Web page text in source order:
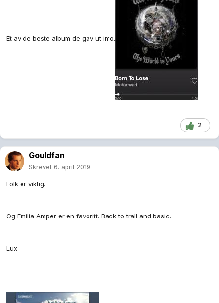
Et av de beste album de gav ut imo.
2
Gouldfan
Skrevet 6. april 2019
Folk er viktig.
Og Emilia Amper er en favoritt. Back to trall and basic.
Lux